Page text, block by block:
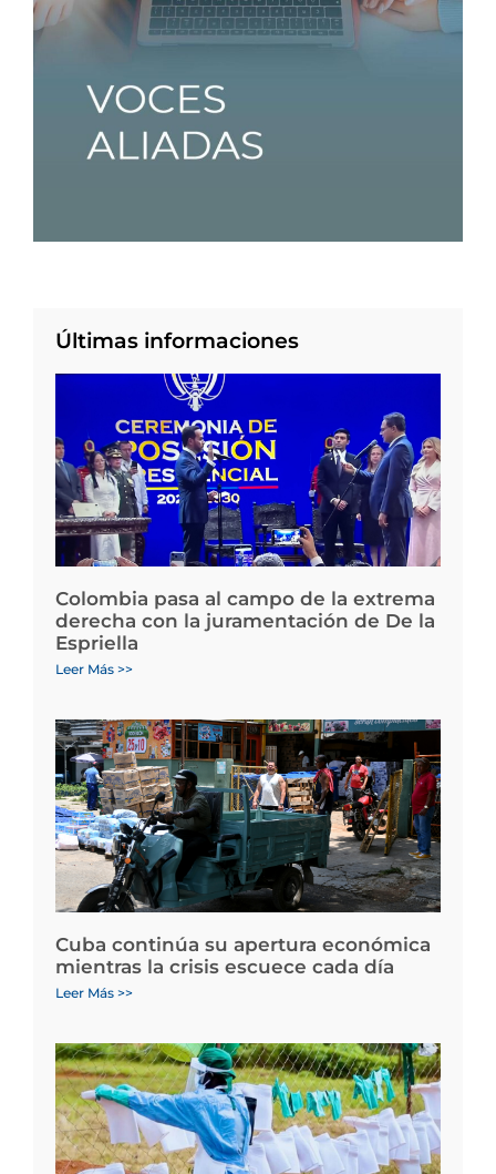
Últimas informaciones
Colombia pasa al campo de la extrema
derecha con la juramentación de De la
Espriella
Leer Más >>
Cuba continúa su apertura económica
mientras la crisis escuece cada día
Leer Más >>